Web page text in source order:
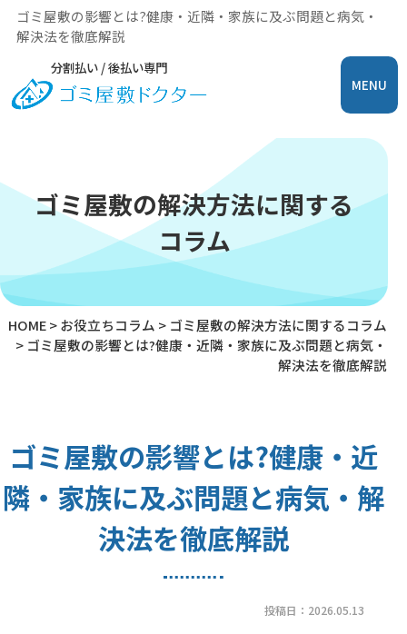
ゴミ屋敷の影響とは?健康・近隣・家族に及ぶ問題と病気・
解決法を徹底解説
分割払い / 後払い専門
MENU
ゴミ屋敷の解決方法に関する
コラム
HOME>お役立ちコラム > ゴミ屋敷の解決方法に関するコラム
> ゴミ屋敷の影響とは?健康・近隣・家族に及ぶ問題と病気・
解決法を徹底解説
ゴミ屋敷の影響とは?健康・近
隣・家族に及ぶ問題と病気・解
決法を徹底解説
投稿日： 2026.05.13